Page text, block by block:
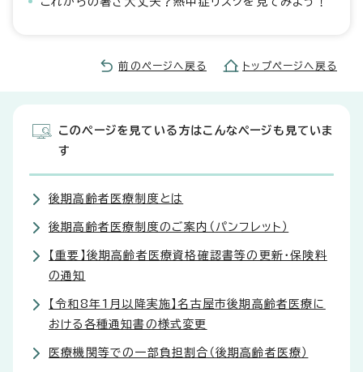
前のページへ戻る トップページへ戻る
このページを見ている方はこんなページも見ていま
す
後期高齢者医療制度とは
後期高齢者医療制度のご案内（パンフレット）
【重要】後期高齢者医療資格確認書等の更新・保険料
の通知
【令和8年1月以降実施】名古屋市後期高齢者医療に
おける各種通知書の様式変更
医療機関等での一部負担割合（後期高齢者医療）